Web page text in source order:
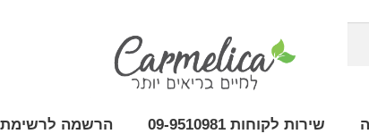
שירות לקוחות 09-9510981 הרשמה